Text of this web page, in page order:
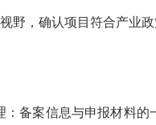
，确认项目符合产业政
案信息与申报材料的